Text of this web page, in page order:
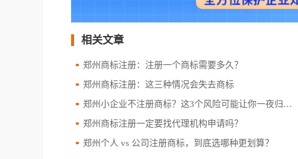
相关文章
郑州商标注册：注册一个商标需要多久？
郑州商标注册：这三种情况会失去商标
郑州小企业不注册商标？这3个风险可能让你一夜归零！
郑州商标注册一定要找代理机构申请吗？
郑州个人 vs 公司注册商标，到底选哪种更划算？